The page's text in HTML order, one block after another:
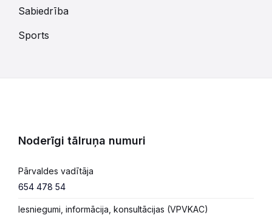
Sabiedrība
Sports
Noderīgi tālruņa numuri
Pārvaldes vadītāja
654 478 54
Iesniegumi, informācija, konsultācijas (VPVKAC)